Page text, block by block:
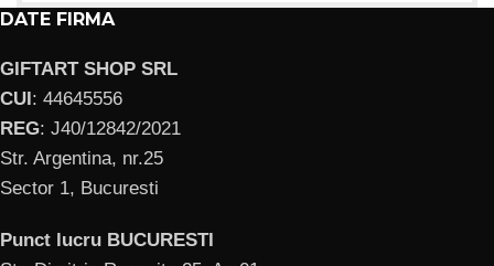
DATE FIRMA
GIFTART SHOP SRL
CUI: 44645556
REG: J40/12842/2021
Str. Argentina, nr.25
Sector 1, Bucuresti
Punct lucru BUCURESTI